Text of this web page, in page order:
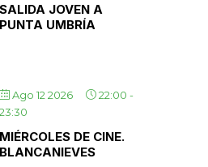
SALIDA JOVEN A
PUNTA UMBRÍA
Ago 12 2026 22:00 -
23:30
MIÉRCOLES DE CINE.
BLANCANIEVES